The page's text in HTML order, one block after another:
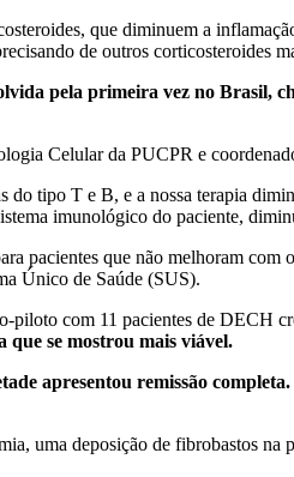
que diminuem a
de outros corticosteroides
pela primeira vez no Brasil,
Celular da PUCPR e
do tipo T e B, e a nossa terapia
imunológico do paciente,
pacientes que não melhoram
Único de Saúde (SUS).
piloto com 11 pacientes de DECH
que se mostrou mais viável.
apresentou remissão
uma deposição de fibrobastos